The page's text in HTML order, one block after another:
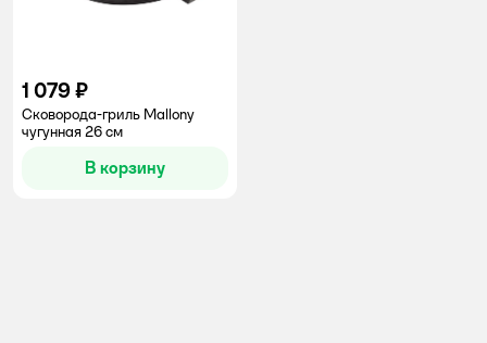
1 079 ₽
Сковорода-гриль Mallony
чугунная 26 см
В корзину